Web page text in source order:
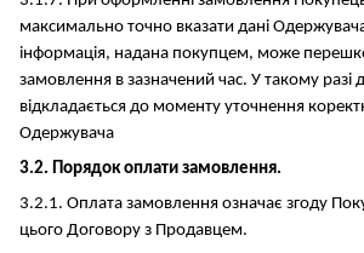
максимально точно вказати дані
інформація, надана покупцем, може
замовлення в зазначений час. У такому разі
відкладається до моменту уточнення
Одержувача
3.2. Порядок оплати замовлення.
3.2.1. Оплата замовлення означає згоду
цього Договору з Продавцем.